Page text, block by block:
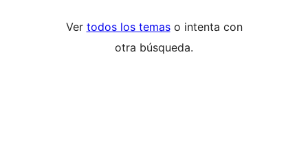
Ver todos los temaso intenta con
otra búsqueda.